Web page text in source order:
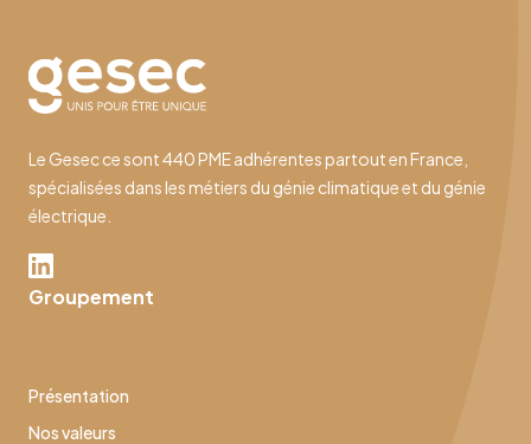
Le Gesec ce sont 440 PME adhérentes partout en France,
spécialisées dans les métiers du génie climatique et du génie
électrique.
Groupement
Présentation
Nos valeurs